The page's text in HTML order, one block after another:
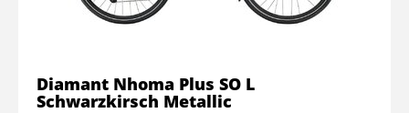
Diamant Nhoma Plus SO L
Schwarzkirsch Metallic